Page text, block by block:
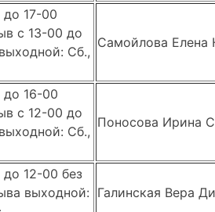
17-00
с 13-00 до
Сб.,
Самойлова Елена
16-00
с 12-00 до
Сб.,
Поносова Ирина
12-00 без
выходной: Галинская Вера